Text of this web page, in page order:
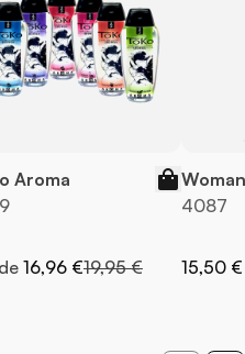
Aroma
16,96 €Precio normal
19,95 €
4087
15,50 €